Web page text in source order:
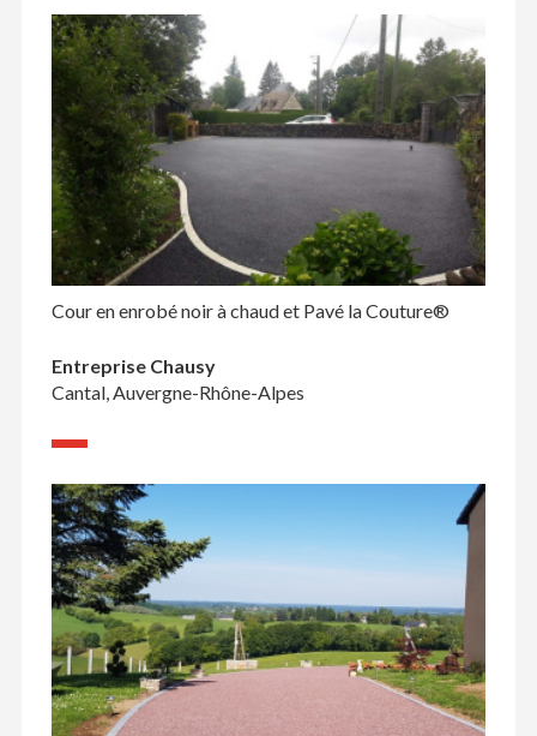
Cour en enrobé noir à chaud et Pavé la Couture®
Entreprise Chausy
Cantal, Auvergne-Rhône-Alpes